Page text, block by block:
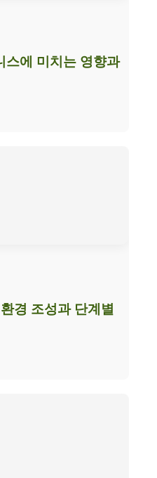
스에 미치는 영향과
경 조성과 단계별